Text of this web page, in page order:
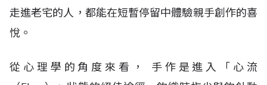
走進老宅的人，都能在短暫停留中體驗親手創作的喜
悅。
從心理學的角度來看， 手作是進入「心流